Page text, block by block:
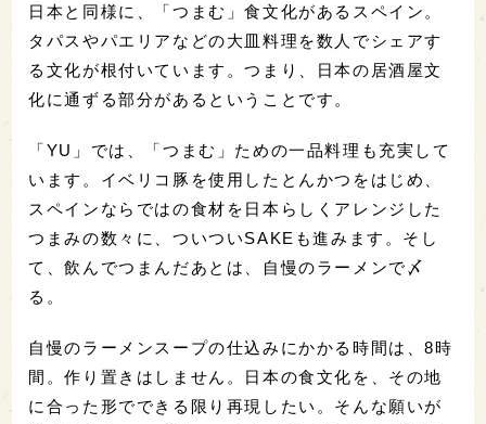
日本と同様に、「つまむ」食文化があるスペイン。
タパスやパエリアなどの大皿料理を数人でシェアす
る文化が根付いています。つまり、日本の居酒屋文
化に通ずる部分があるということです。
「YU」では、「つまむ」ための一品料理も充実して
います。イベリコ豚を使用したとんかつをはじめ、
スペインならではの食材を日本らしくアレンジした
つまみの数々に、ついついSAKEも進みます。そし
て、飲んでつまんだあとは、自慢のラーメンで〆
る。
自慢のラーメンスープの仕込みにかかる時間は、8時
間。作り置きはしません。日本の食文化を、その地
に合った形でできる限り再現したい。そんな願いが